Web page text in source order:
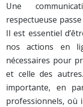
Une
respectueuse
Il est essentiel
nos actions en
nécessaires pour
et celle des
importante, en
professionnels, où